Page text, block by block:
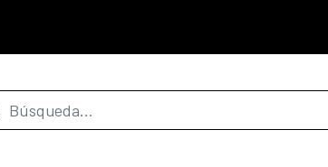
de búsqueda